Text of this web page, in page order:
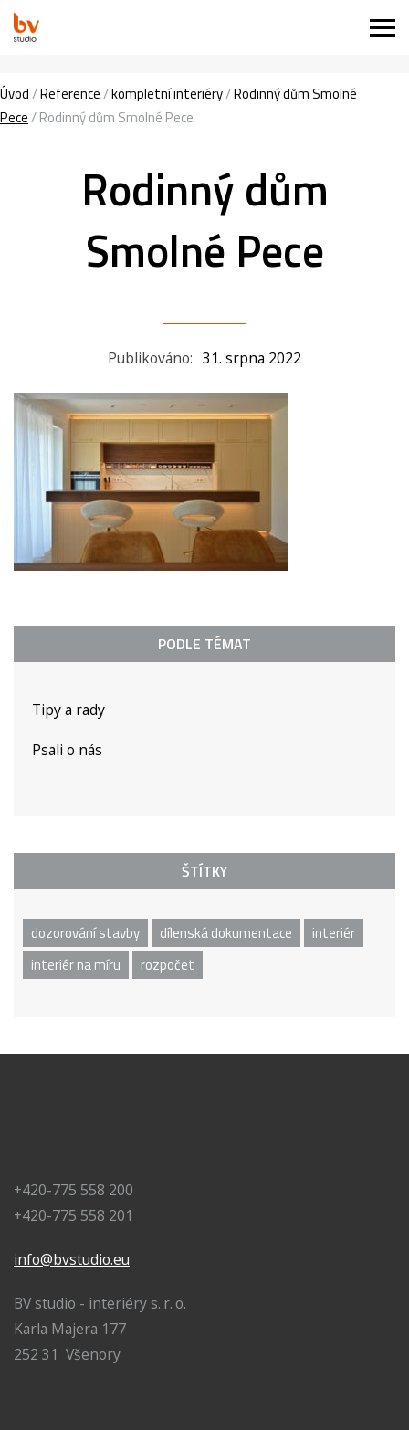
Úvod/Reference/kompletní interiéry/Rodinný dům Smolné
Pece/Rodinný dům Smolné Pece
Rodinný dům
Smolné Pece
Publikováno: 31. srpna 2022
PODLE TÉMAT
Tipy a rady
Psali o nás
ŠTÍTKY
dozorování stavby dílenská dokumentace
interiér
interiér na míru
rozpočet
+420-775 558 200
+420-775 558 201
info@bvstudio.eu
BV studio - interiéry s. r. o.
Karla Majera 177
252 31 Všenory